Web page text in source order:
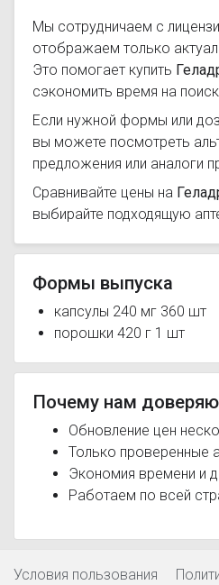
Мы сотрудничаем с
отображаем только
Это помогает купить
сэкономить время на
Если нужной формы или
вы можете посмотреть
предложения или аналоги
Сравнивайте цены на
выбирайте подходящую
Формы выпуска
капсулы 240 мг 360 шт
порошки 420 г 1 шт
Почему нам
Обновление цен
Только проверенные
Экономия времени и
Работаем по всей
Условия пользования